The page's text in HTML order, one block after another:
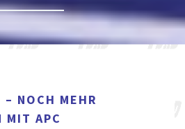
– NOCH MEHR
MIT APC